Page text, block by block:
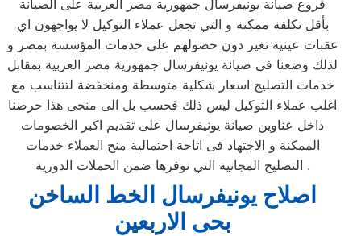
فروع صيانة يونيفرسال جمهورية مصر العربية على الصيانة
بأقل تكلفة ممكنة و التي تجعل عملاء التوكيل لا يواجهون اي
عقبات عينية تغير دون حصولهم على خدمات المؤسسة بمصر و
لذلك وضعنا في صيانة يونيفرسال جمهورية مصر العربية بمقابل
خدمات التصليح اسعار شكلية متوسطة ومنخفضة لتتناسب مع
اغلب عملاء التوكيل ليس ذلك فحسب بل الى منحى هذا حرصنا
داخل عناوين صيانة يونيفرسال على تقديم اكبر الخصومات
الممكنة و الاجتهاد فى اتاحة احتمالية منح العملاء خدمات
التصليح المجانية التي نوفرها ضمن الحملات الدورية .
اصلاح يونيفرسال الخط الساخن
بحى الاربعين